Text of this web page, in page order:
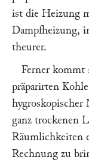
ist die Heizung
Dampfheizung,
theurer.
Ferner kommt
präparirten
hygroskopischer
ganz trockenen
Räumlichkeiten
Rechnung zu